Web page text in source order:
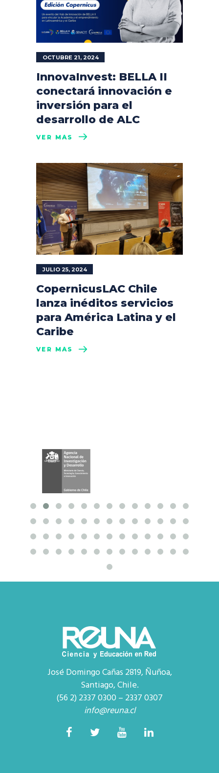
OCTUBRE 21, 2024
InnovaInvest: BELLA II
conectará innovación e
inversión para el
desarrollo de ALC
VER MÁS
JULIO 25, 2024
CopernicusLAC Chile
lanza inéditos servicios
para América Latina y el
Caribe
VER MÁS
José Domingo Cañas 2819, Ñuñoa,
Santiago, Chile.
(56 2) 2337 0300 – 2337 0307
info@reuna.cl